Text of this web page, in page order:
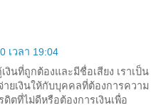
เวลา 19:04
งินที่ถูกต้องและมีชื่อเสียง เราเป็น
ยเงินให้กับบุคคลที่ต้องการความ
ดิตที่ไม่ดีหรือต้องการเงินเพื่อ